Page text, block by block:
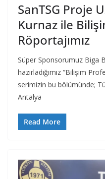
SanTSG Proje
Kurnaz ile
Röportajımız
Süper Sponsorumuz Biga
hazırladığımız “Bilişim
serimizin bu bölümünde;
Antalya
Read More